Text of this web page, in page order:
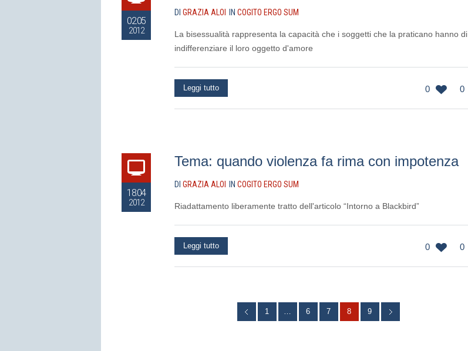
02.05
2012
DI GRAZIA ALOI IN COGITO ERGO SUM
La bisessualità rappresenta la capacità che i soggetti che la praticano hanno di
indifferenziare il loro oggetto d'amore
0 0
Leggi tutto
18.04
2012
Tema: quando violenza fa rima con impotenza
DI GRAZIA ALOI IN COGITO ERGO SUM
Riadattamento liberamente tratto dell'articolo “Intorno a Blackbird”
0 0
Leggi tutto
1 … 6 7 8 9